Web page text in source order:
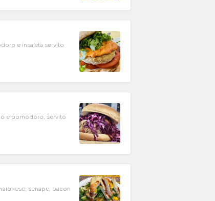
e insalata servito
e pomodoro, servito
senape, bacon